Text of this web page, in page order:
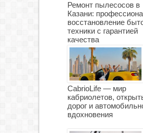
Ремонт пылесосов в
Казани:
восстановление
техники с гарантией
качества
CabrioLife — мир
кабриолетов,
дорог и
вдохновения